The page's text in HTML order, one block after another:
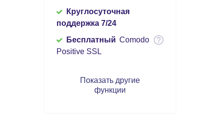
Круглосуточная
поддержка 7/24
Бесплатный Comodo
Positive SSL
Показать другие
функции